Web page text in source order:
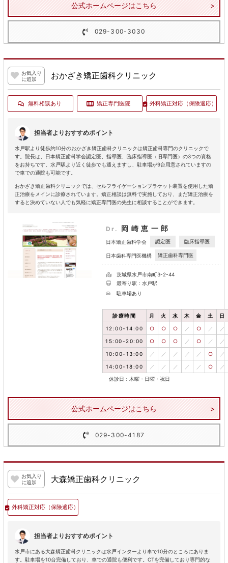
公式ホームページはこちら
029-300-3030
お気入り
に追加
おかざき矯正歯科クリニック
無料相談あり 矯正専門医院 外科矯正対応 （保険適応）
担当者よりおすすめポイント
水戸駅より徒歩約10分のおかざき矯正歯科クリニックは矯正歯科専門のクリニックで
す。院長は、日本矯正歯科学会認定医、指導医、臨床指導医（旧専門医）の3つの資格
をお持ちです。水戸駅より近く徒歩でも通えますし、駐車場が9台用意されていますの
で車での通院も可能です。
おかざき矯正歯科クリニックでは、セルフライゲーションブラケット装置を使用した矯
正治療をメインに診療されています。矯正相談は無料で実施しており、まだ矯正治療を
すると決めていない人でも気軽に矯正専門医の先生に相談することができます。
Dr. 岡崎恵一郎
日本矯正歯科学会 認定医 臨床指導医
日本歯科専門医機構 矯正歯科専門医
茨城県水戸市南町3-2-44
最寄り駅：水戸駅
駐車場あり
診療時間 月 火 水 木 金 土 日
12:00-14:00 ○ ○ ○ ／ ○ ／ ／
15:00-20:00 ○ ○ ○ ／ ○ ／ ／
10:00-13:00 ／ ／ ／ ／ ／ ○ ／
14:00-18:00 ／ ／ ／ ／ ／ ○ ／
休診日：木曜・日曜・祝日
公式ホームページはこちら
029-300-4187
お気入り
に追加
大森矯正歯科クリニック
外科矯正対応（保険適応）
担当者よりおすすめポイント
水戸市にある大森矯正歯科クリニックは水戸インターより車で10分のところにありま
す。駐車場を10台完備しており、車での通院も便利です。CTを完備しており専門的な